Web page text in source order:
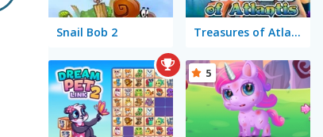
Snail Bob 2 Treasures of Atlantis
5